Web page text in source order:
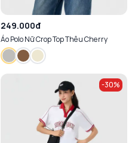
249.000đ
Áo Polo Nữ Crop Top Thêu Cherry
-30%